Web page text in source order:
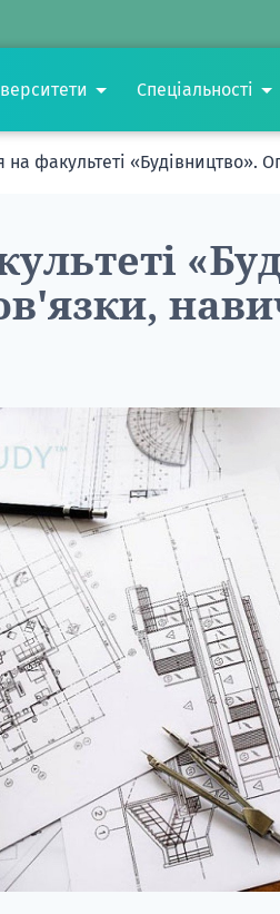
Спеціальності
на факультеті «Будівництво».